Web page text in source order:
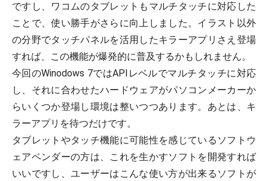
ですし、ワコムのタブレットもマルチタッチに対応した
ことで、使い勝手がさらに向上しました。イラスト以外
の分野でタッチパネルを活用したキラーアプリさえ登場
すれば、この機能が爆発的に普及するかもしれません。
今回のWinodows 7ではAPIレベルでマルチタッチに対応
し、それに合わせたハードウェアがパソコンメーカーか
らいくつか登場し環境は整いつつあります。あとは、キ
ラーアプリを待つだけです。
タブレットやタッチ機能に可能性を感じているソフトウ
ェアベンダーの方は、これを生かすソフトを開発すれば
いいですし、ユーザーはこんな使い方が出来るソフトが